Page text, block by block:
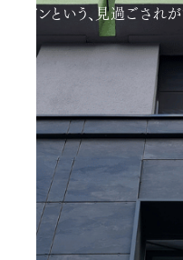
デザインという、見過ごさ